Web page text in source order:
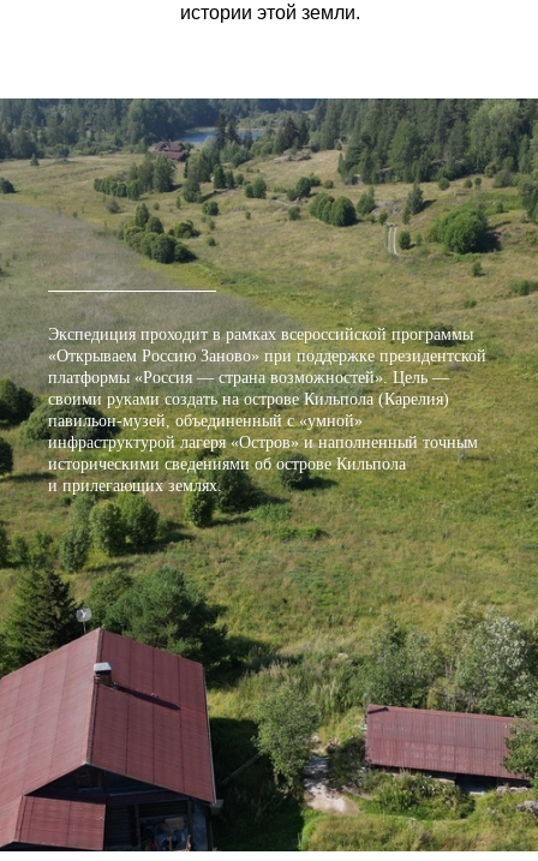
истории этой земли.
Экспедиция проходит в рамках всероссийской программы
«Открываем Россию Заново» при поддержке президентской
платформы «Россия — страна возможностей». Цель —
своими руками создать на острове Кильпола (Карелия)
павильон‑музей, объединенный с «умной»
инфраструктурой лагеря «Остров» и наполненный точным
историческими сведениями об острове Кильпола
и прилегающих землях.